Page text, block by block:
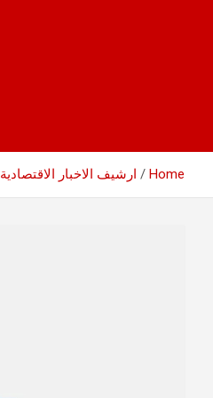
Home ارشيف الاخبار الاقتصادية